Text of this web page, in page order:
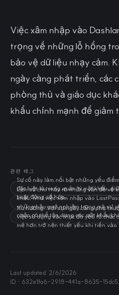
Việc xâm nhập vào
trọng về những lỗ hổng
bảo vệ dữ liệu nhạy cảm.
ngày càng phát triển, các
phòng thủ và giáo dục
khẩu chính mạnh để giảm
관련 태그
Sự cố này làm nổi bật những yếu
đặc biệt là trong quản lý mật khẩu,
hoạt động số hóa.
Lịch sử cho thấy rõ những vấn đề về
khẩu, như việc xâm nhập vào
những hậu quả nghiêm trọng mà sự
nhập có thể tận dụng các mật khẩu
Xu hướng: Với sự ngày càng phụ
việc sử dụng xác thực đa yếu tố chắc
mẽ hơn trở nên thiết yếu khi tiến vào
Last updated: 2/6/2026
ID · 632e1fa6-2918-441a-8635-